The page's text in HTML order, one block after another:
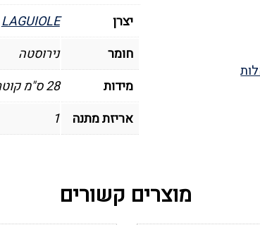
יצרן
LAGUIOLE
חומר
נירוסטה
מידות
28 ס"מ קוטר
אריזת מתנה
1
מוצרים קשורים